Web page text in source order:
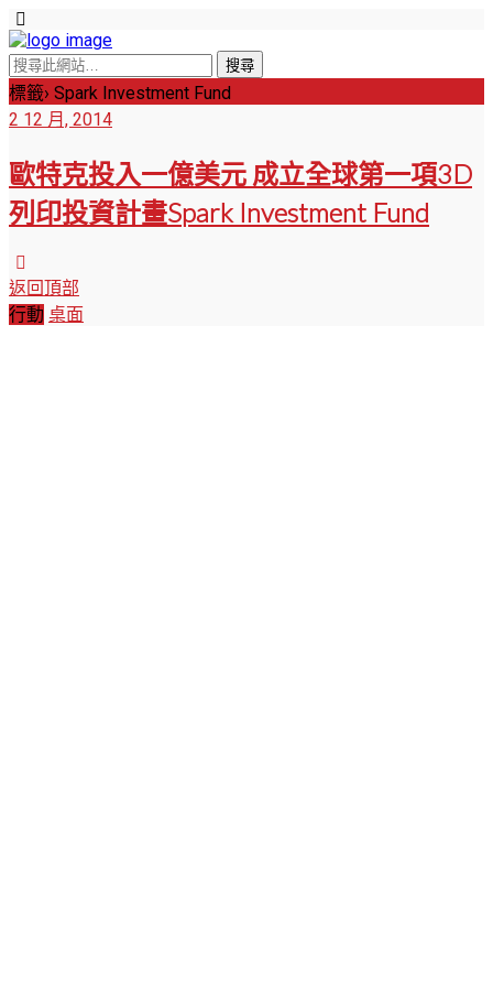
標籤› Spark Investment Fund
2 12 月, 2014
歐特克投入一億美元 成立全球第一項3D
列印投資計畫Spark Investment Fund
返回頂部
行動 桌面